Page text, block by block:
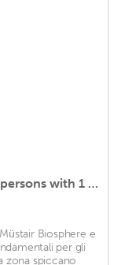
Holiday apartment Tschierv for 1 - 4 persons with 1 bedroom - Holiday apartment
Biosphere e
per gli
zona spiccano